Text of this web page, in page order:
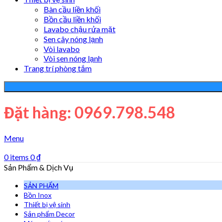
Bàn cầu liền khối
Bồn cầu liền khối
Lavabo chậu rửa mặt
Sen cây nóng lạnh
Vòi lavabo
Vòi sen nóng lạnh
Trang trí phòng tắm
Đặt hàng: 0969.798.548
Menu
0items 0₫
Sản Phẩm & Dịch Vụ
SẢN PHẨM
Bồn Inox
Thiết bị vệ sinh
Sản phẩm Decor